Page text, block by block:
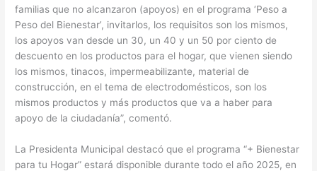
familias que no alcanzaron (apoyos) en el programa ‘Peso a
Peso del Bienestar’, invitarlos, los requisitos son los mismos,
los apoyos van desde un 30, un 40 y un 50 por ciento de
descuento en los productos para el hogar, que vienen siendo
los mismos, tinacos, impermeabilizante, material de
construcción, en el tema de electrodomésticos, son los
mismos productos y más productos que va a haber para
apoyo de la ciudadanía”, comentó.
La Presidenta Municipal destacó que el programa “+ Bienestar
para tu Hogar” estará disponible durante todo el año 2025, en